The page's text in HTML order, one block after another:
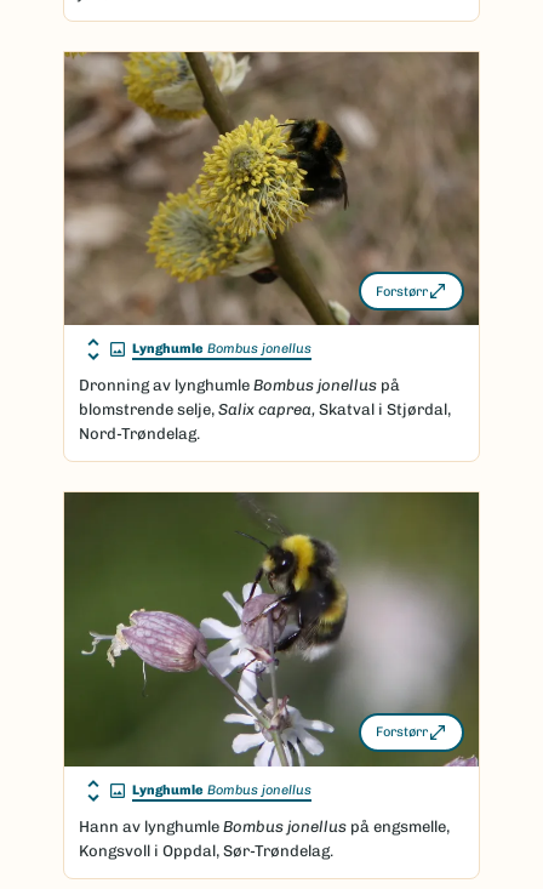
Forstørr
Lynghumle Bombus jonellus
Dronning av lynghumle Bombus jonellus på
blomstrende selje, Salix caprea, Skatval i Stjørdal,
Nord-Trøndelag.
Forstørr
Lynghumle Bombus jonellus
Hann av lynghumle Bombus jonellus på engsmelle,
Kongsvoll i Oppdal, Sør-Trøndelag.